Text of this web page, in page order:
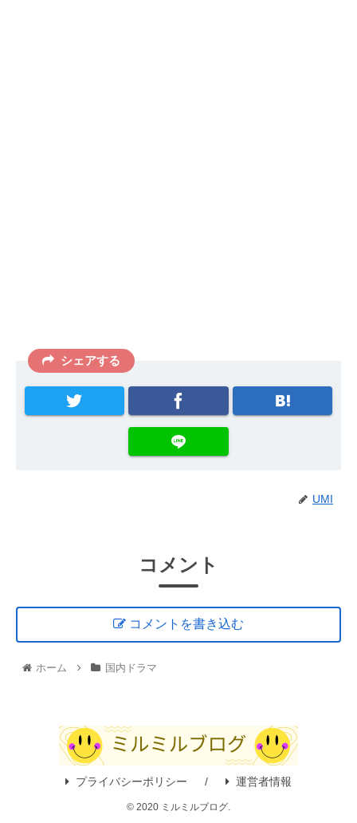
シェアする
UMI
コメント
コメントを書き込む
ホーム 国内ドラマ
プライバシーポリシー 運営者情報
© 2020 ミルミルブログ.